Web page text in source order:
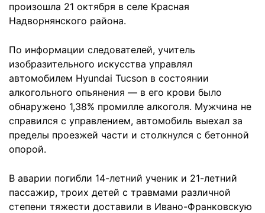
произошла 21 октября в селе Красная
Надворнянского района.
По информации следователей, учитель
изобразительного искусства управлял
автомобилем Hyundai Tucson в состоянии
алкогольного опьянения — в его крови было
обнаружено 1,38% промилле алкоголя. Мужчина не
справился с управлением, автомобиль выехал за
пределы проезжей части и столкнулся с бетонной
опорой.
В аварии погибли 14-летний ученик и 21-летний
пассажир, троих детей с травмами различной
степени тяжести доставили в Ивано-Франковскую